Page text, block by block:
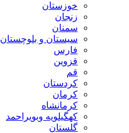
خوزستان
زنجان
سمنان
سیستان و بلوچستان
فارس
قزوین
قم
کردستان
کرمان
کرمانشاه
کهگیلویه وبویراحمد
گلستان